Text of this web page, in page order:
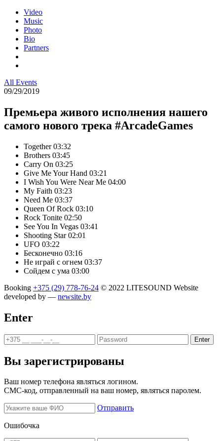
Video
Music
Photo
Bio
Partners
All Events
09/29/2019
Премьера живого исполнения нашего
самого нового трека #ArcadeGames
Together 03:32
Brothers 03:45
Carry On 03:25
Give Me Your Hand 03:21
I Wish You Were Near Me 04:00
My Faith 03:23
Need Me 03:37
Queen Of Rock 03:10
Rock Tonite 02:50
See You In Vegas 03:41
Shooting Star 02:01
UFO 03:22
Бесконечно 03:16
Не играй с огнем 03:37
Сойдем с ума 03:00
Booking +375 (29) 778-76-24 © 2022 LITESOUND Website
developed by — newsite.by
Enter
Enter
Вы зарегистрированы
Ваш номер телефона являться логином.
СМС-код, отправленный на ваш номер, являться паролем.
Отправить
Ошибочка